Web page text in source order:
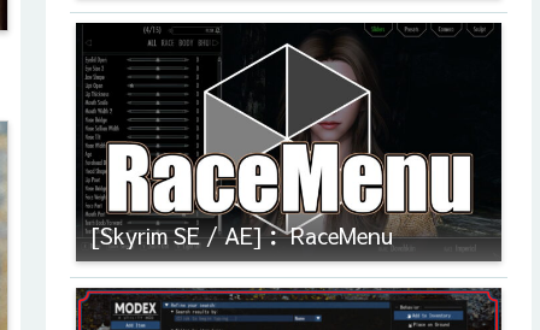
[Skyrim SE / AE]： RaceMenu